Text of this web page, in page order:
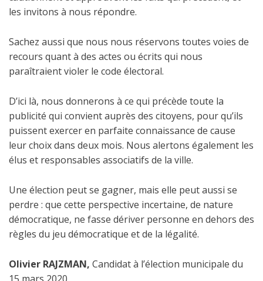
les invitons à nous répondre.
Sachez aussi que nous nous réservons toutes voies de
recours quant à des actes ou écrits qui nous
paraîtraient violer le code électoral.
D’ici là, nous donnerons à ce qui précède toute la
publicité qui convient auprès des citoyens, pour qu’ils
puissent exercer en parfaite connaissance de cause
leur choix dans deux mois. Nous alertons également les
élus et responsables associatifs de la ville.
Une élection peut se gagner, mais elle peut aussi se
perdre : que cette perspective incertaine, de nature
démocratique, ne fasse dériver personne en dehors des
règles du jeu démocratique et de la légalité.
Olivier RAJZMAN, Candidat à l’élection municipale du